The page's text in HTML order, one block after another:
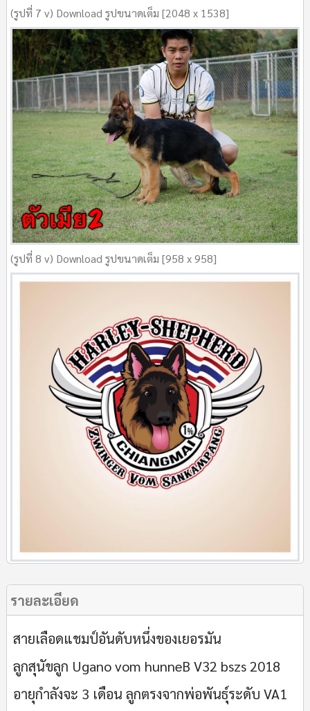
(รูปที่ 7 v) Download รูปขนาดเต็ม [2048 x 1538]
(รูปที่ 8 v) Download รูปขนาดเต็ม [958 x 958]
รายละเอียด
สายเลือดแชมป์อันดับหนึ่งของเยอรมัน
ลูกสุนัขลูก Ugano vom hunneB V32 bszs 2018
อายุกำลังจะ 3 เดือน ลูกตรงจากพ่อพันธุ์ระดับ VA1